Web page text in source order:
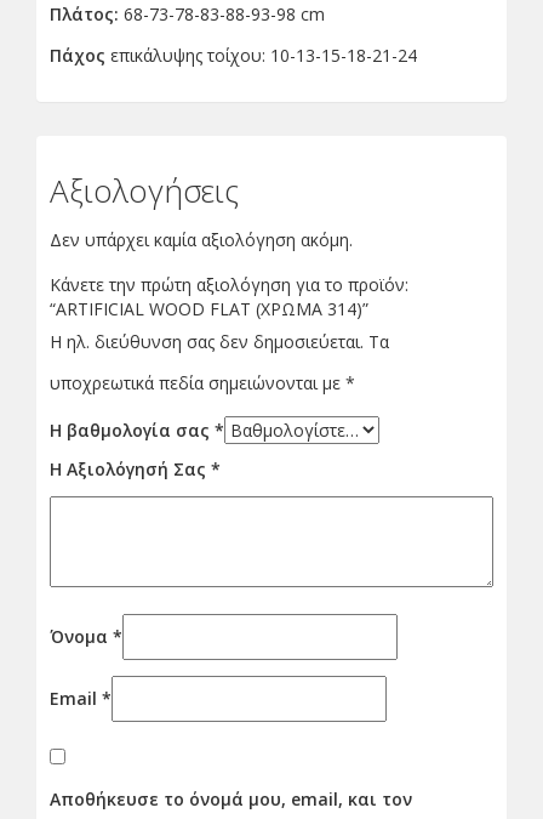
Πλάτος: 68-73-78-83-88-93-98 cm
Πάχος επικάλυψης τοίχου: 10-13-15-18-21-24
Αξιολογήσεις
Δεν υπάρχει καμία αξιολόγηση ακόμη.
Κάνετε την πρώτη αξιολόγηση για το προϊόν:
“ARTIFICIAL WOOD FLAT (ΧΡΩΜΑ 314)”
Η ηλ. διεύθυνση σας δεν δημοσιεύεται. Τα
υποχρεωτικά πεδία σημειώνονται με *
Η βαθμολογία σας *
Η Αξιολόγησή Σας *
Όνομα *
Email *
Αποθήκευσε το όνομά μου, email, και τον